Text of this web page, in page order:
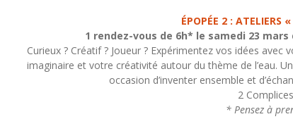
ÉPOPÉE 2 : ATELIERS
1 rendez-vous de 6h* le samedi 23
Curieux ? Créatif ? Joueur ? Expérimentez vos idées
imaginaire et votre créativité autour du thème de l’eau.
occasion d’inventer ensemble et
2
* Pensez à